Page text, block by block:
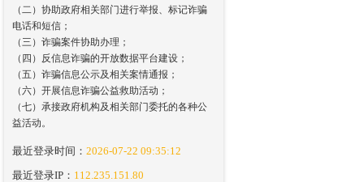
（二）协助政府相关部门进行举报、标记诈骗
电话和短信；
（三）诈骗案件协助办理；
（四）反信息诈骗的开放数据平台建设；
（五）诈骗信息公示及相关案情通报；
（六）开展信息诈骗公益救助活动；
（七）承接政府机构及相关部门委托的各种公
益活动。
最近登录时间： 2026-07-22 09:35:12
最近登录IP： 112.235.151.80